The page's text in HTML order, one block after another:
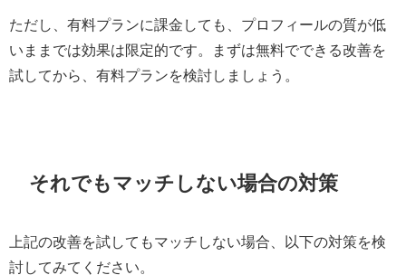
ただし、有料プランに課金しても、プロフィールの質が低
いままでは効果は限定的です。まずは無料でできる改善を
試してから、有料プランを検討しましょう。
それでもマッチしない場合の対策
上記の改善を試してもマッチしない場合、以下の対策を検
討してみてください。